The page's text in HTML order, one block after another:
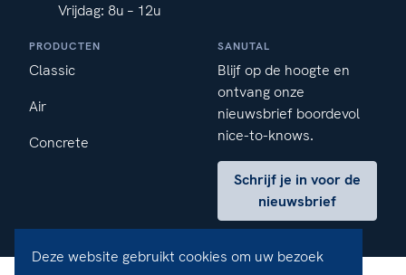
Deze website gebruikt cookies om uw bezoek
Vrijdag: 8u – 12u
PRODUCTEN
Classic
Air
Concrete
SANUTAL
Blijf op de hoogte en
ontvang onze
nieuwsbrief boordevol
nice-to-knows.
Schrijf je in voor de
nieuwsbrief
belangrijkheden in ventilatie en praktische tips & tricks.